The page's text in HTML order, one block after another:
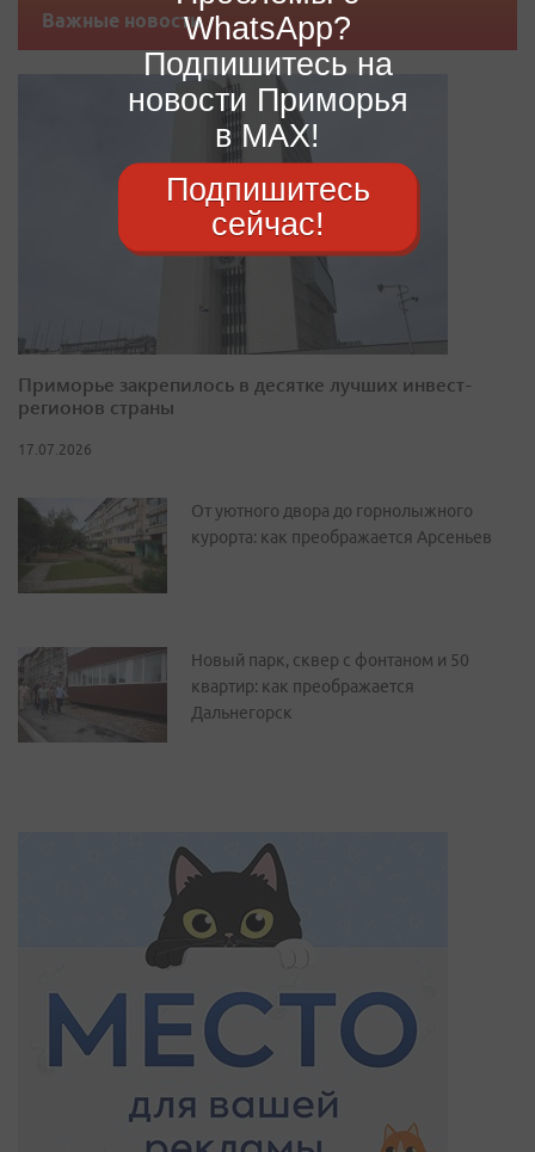
Важные новости
Приморье закрепилось в десятке лучших инвест-
регионов страны
17.07.2026
От уютного двора до горнолыжного
курорта: как преображается Арсеньев
Новый парк, сквер с фонтаном и 50
квартир: как преображается
Дальнегорск
WhatsApp?
Подпишитесь на
новости Приморья
в MAX!
Подпишитесь
сейчас!